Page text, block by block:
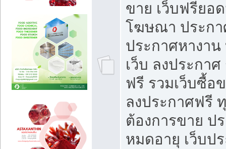
ขาย เว็บฟรียอ
โฆษณา ประกา
ประกาศหางา
เว็บ ลงประกา
ฟรี รวมเว็บซื้อ
ลงประกาศฟรี
ต้องการขาย ป
หมดอายุ เว็บป